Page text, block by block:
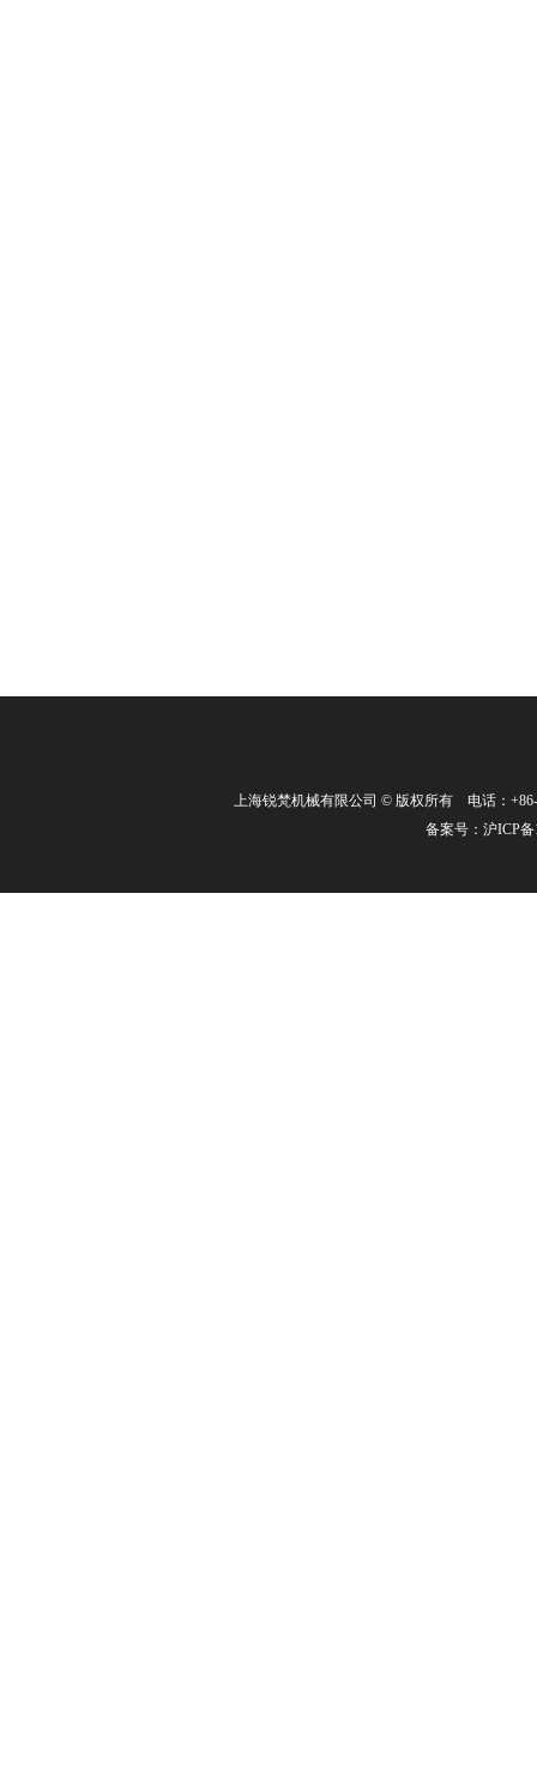
上海锐梵机械有限公司 © 版权所有 电话：
备案号： 沪ICP备